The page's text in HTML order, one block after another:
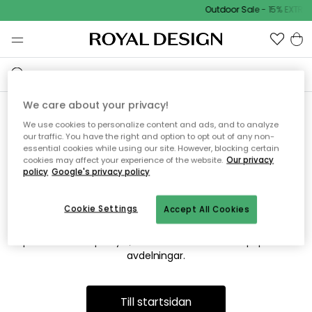
Outdoor Sale - 15%
Vi hittar tyvärr inte sidan du
söker
Detta kan bero på att sidan inte längre finns eller att den har
flyttats. Vi ber om ursäkt för besväret. I menyn ovan kan du
prova att söka på nytt, eller besöka en av våra populära
avdelningar.
Till startsidan
We care about your privacy!
We use cookies to personalize content and ads, and to analyze
our traffic. You have the right and option to opt out of any non-
essential cookies while using our site. However, blocking certain
cookies may affect your experience of the website. Our privacy
policy Google's privacy policy
Accept All Cookies
Cookie Settings